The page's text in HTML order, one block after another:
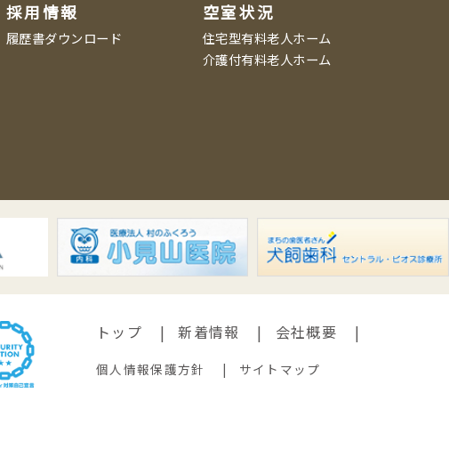
採用情報
履歴書ダウンロード
空室状況
住宅型有料老人ホーム
介護付有料老人ホーム
トップ 新着情報 会社概要
個人情報保護方針 サイトマップ